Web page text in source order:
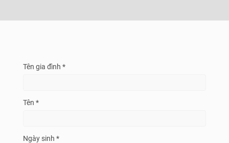
Tên gia đình *
Tên *
Ngày sinh *